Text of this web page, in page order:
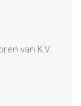
van K.V.